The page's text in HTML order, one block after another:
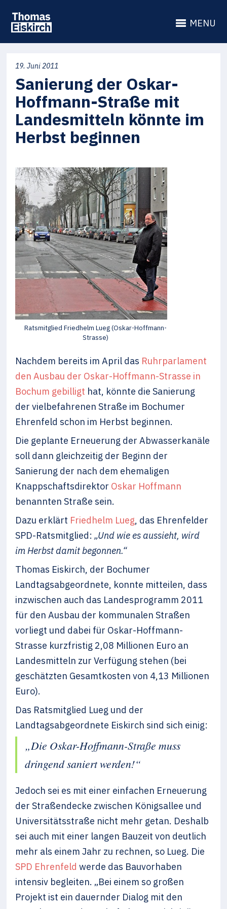
MENU
19. Juni 2011
Sanierung der Oskar-
Hoffmann-Straße mit
Landesmitteln könnte im
Herbst beginnen
Ratsmitglied Friedhelm Lueg (Oskar-Hoffmann-
Strasse)
Nachdem bereits im April das Ruhrparlament
den Ausbau der Oskar-Hoffmann-Strasse in
Bochum gebilligt hat, könnte die Sanierung
der vielbefahrenen Straße im Bochumer
Ehrenfeld schon im Herbst beginnen.
Die geplante Erneuerung der Abwasserkanäle
soll dann gleichzeitig der Beginn der
Sanierung der nach dem ehemaligen
Knappschaftsdirektor Oskar Hoffmann
benannten Straße sein.
Dazu erklärt Friedhelm Lueg, das Ehrenfelder
SPD-Ratsmitglied:„Und wie es aussieht, wird
im Herbst damit begonnen.“
Thomas Eiskirch, der Bochumer
Landtagsabgeordnete, konnte mitteilen, dass
inzwischen auch das Landesprogramm 2011
für den Ausbau der kommunalen Straßen
vorliegt und dabei für Oskar-Hoffmann-
Strasse kurzfristig 2,08 Millionen Euro an
Landesmitteln zur Verfügung stehen (bei
geschätzten Gesamtkosten von 4,13 Millionen
Euro).
Das Ratsmitglied Lueg und der
Landtagsabgeordnete Eiskirch sind sich einig:
„Die Oskar-Hoffmann-Straße muss
dringend saniert werden!“
Jedoch sei es mit einer einfachen Erneuerung
der Straßendecke zwischen Königsallee und
Universitätsstraße nicht mehr getan. Deshalb
sei auch mit einer langen Bauzeit von deutlich
mehr als einem Jahr zu rechnen, so Lueg. Die
SPD Ehrenfeld werde das Bauvorhaben
intensiv begleiten. „Bei einem so großen
Projekt ist ein dauernder Dialog mit den